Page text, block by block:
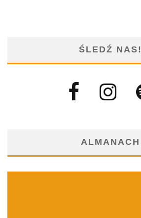
ŚLEDŹ NAS!
ALMANACH